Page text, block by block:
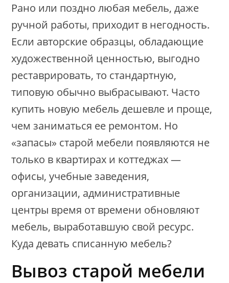
Рано или поздно любая мебель, даже
ручной работы, приходит в негодность.
Если авторские образцы, обладающие
художественной ценностью, выгодно
реставрировать, то стандартную,
типовую обычно выбрасывают. Часто
купить новую мебель дешевле и проще,
чем заниматься ее ремонтом. Но
«запасы» старой мебели появляются не
только в квартирах и коттеджах —
офисы, учебные заведения,
организации, административные
центры время от времени обновляют
мебель, выработавшую свой ресурс.
Куда девать списанную мебель?
Вывоз старой мебели